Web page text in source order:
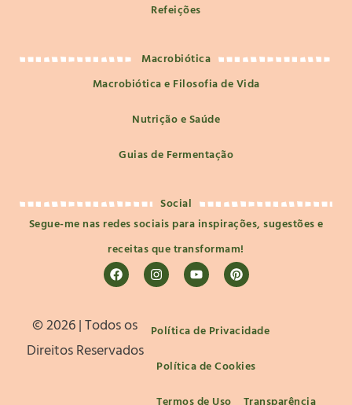
Refeições
Macrobiótica
Macrobiótica e Filosofia de Vida
Nutrição e Saúde
Guias de Fermentação
Social
Segue-me nas redes sociais para inspirações, sugestões e
receitas que transformam!
©️ 2026 | Todos os
Direitos Reservados
Política de Privacidade
Política de Cookies